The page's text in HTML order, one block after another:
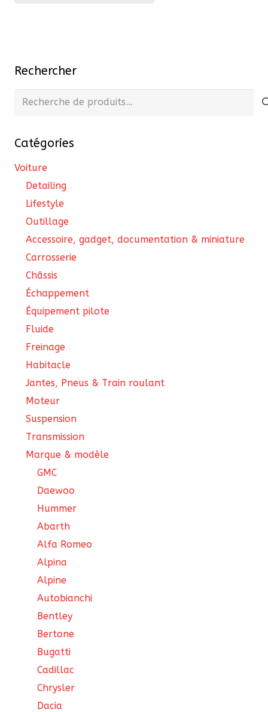
Rechercher
Recherche
Catégories
Voiture
Detailing
Lifestyle
Outillage
Accessoire, gadget, documentation & miniature
Carrosserie
Châssis
Échappement
Équipement pilote
Fluide
Freinage
Habitacle
Jantes, Pneus & Train roulant
Moteur
Suspension
Transmission
Marque & modèle
GMC
Daewoo
Hummer
Abarth
Alfa Romeo
Alpina
Alpine
Autobianchi
Bentley
Bertone
Bugatti
Cadillac
Chrysler
Dacia